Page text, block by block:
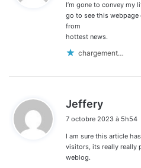
:
I’m gone to convey my
go to see this webpage
from
hottest news.
chargement…
Jeffery
t
:
7 octobre 2023 à 5h54
I am sure this article
visitors, its really really
weblog.